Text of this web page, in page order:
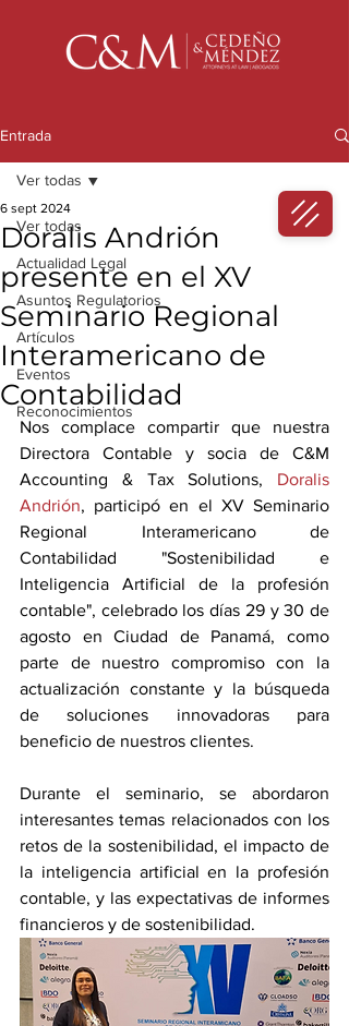
Entrada
Ver todas
Actualidad Legal
Asuntos Regulatorios
Artículos
Eventos
Reconocimientos
Ver todas
Doralis Andrión
presente en el XV
Seminario Regional
Interamericano de
Contabilidad
6 sept 2024
Nos complace compartir que nuestra
Directora Contable y socia de C&M
Accounting & Tax Solutions, Doralis
Andrión, participó en el XV Seminario
Regional Interamericano de
Contabilidad "Sostenibilidad e
Inteligencia Artificial de la profesión
contable", celebrado los días 29 y 30 de
agosto en Ciudad de Panamá, como
parte de nuestro compromiso con la
actualización constante y la búsqueda
de soluciones innovadoras para
beneficio de nuestros clientes.
Durante el seminario, se abordaron
interesantes temas relacionados con los
retos de la sostenibilidad, el impacto de
la inteligencia artificial en la profesión
contable, y las expectativas de informes
financieros y de sostenibilidad.